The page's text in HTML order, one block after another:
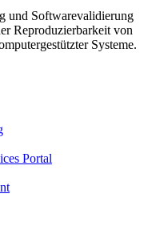
und Softwarevalidierung
Reproduzierbarkeit von
Systeme.
Portal